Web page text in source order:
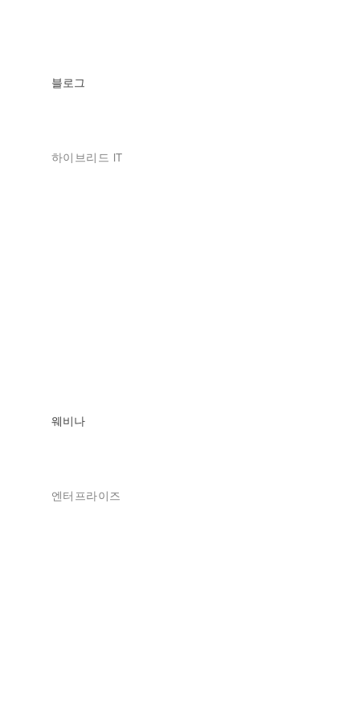
블로그
하이브리드 IT
웨비나
엔터프라이즈